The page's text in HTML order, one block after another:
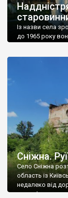
Із назви села
до 1965 року
сіл. У селі є
Сніжна.
Село Сніжна
область із
недалеко від
рельєфне пано,